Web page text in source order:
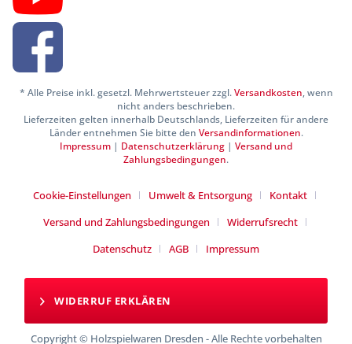
* Alle Preise inkl. gesetzl. Mehrwertsteuer zzgl.Versandkosten, wenn
nicht anders beschrieben.
Lieferzeiten gelten innerhalb Deutschlands, Lieferzeiten für andere
Länder entnehmen Sie bitte den Versandinformationen.
Impressum | Datenschutzerklärung | Versand und
Zahlungsbedingungen.
Cookie-Einstellungen Umwelt & Entsorgung
Kontakt
Versand und Zahlungsbedingungen
Widerrufsrecht
Datenschutz
AGB Impressum
WIDERRUF ERKLÄREN
Copyright © Holzspielwaren Dresden - Alle Rechte vorbehalten